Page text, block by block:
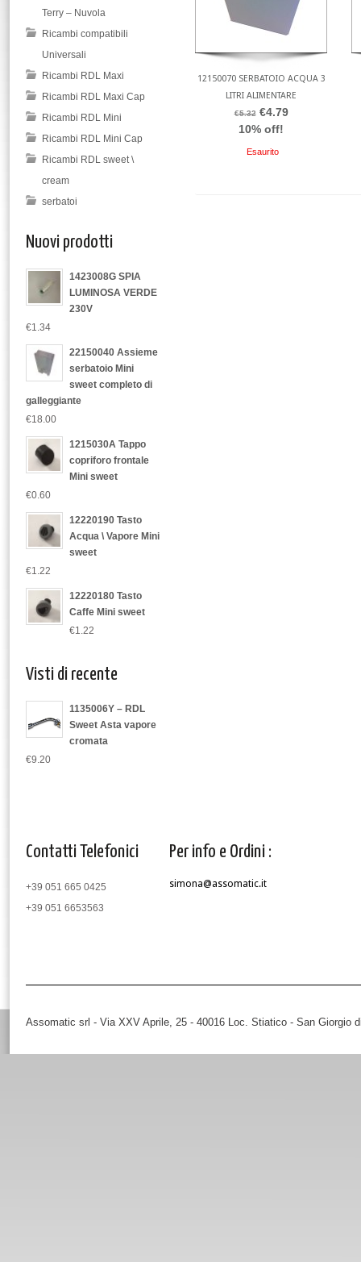
12150070 SERBATOIO ACQUA 3
LITRI ALIMENTARE
€5.32 €4.79
10% off!
Esaurito
Terry – Nuvola
Ricambi compatibili
Universali
Ricambi RDL Maxi
Ricambi RDL Maxi Cap
Ricambi RDL Mini
Ricambi RDL Mini Cap
Ricambi RDL sweet \
cream
serbatoi
Nuovi prodotti
1423008G SPIA
LUMINOSA VERDE
230V
€1.34
22150040 Assieme
serbatoio Mini
sweet completo di
galleggiante
€18.00
1215030A Tappo
copriforo frontale
Mini sweet
€0.60
12220190 Tasto
Acqua \ Vapore Mini
sweet
€1.22
12220180 Tasto
Caffe Mini sweet
€1.22
Visti di recente
1135006Y – RDL
Sweet Asta vapore
cromata
€9.20
Contatti Telefonici
+39 051 665 0425
+39 051 6653563
Per info e Ordini :
simona@assomatic.it
Assomatic srl - Via XXV Aprile, 25 - 40016 Loc. Stiatico - San Giorgio